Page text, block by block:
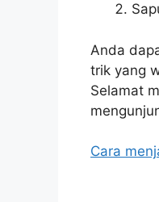
Anda
trik yang
Selamat
Cara